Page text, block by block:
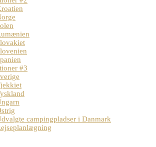
#3
campingpladser i Danmark